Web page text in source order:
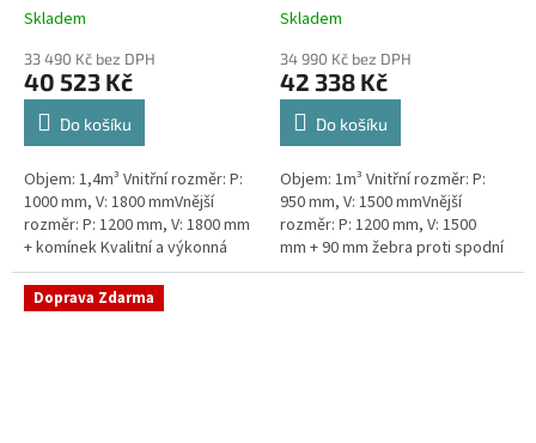
Skladem
33 490 Kč bez DPH
40 523 Kč
Do košíku
Objem: 1,4m³ Vnitřní rozměr: P:
1000 mm, V: 1800 mmVnější
rozměr: P: 1200 mm, V: 1800 mm
+ komínek Kvalitní a výkonná
přečerpávací stanice k
rodinným domům,
provozovnám,...
nádrž 1m3
Skladem
34 990 Kč bez DPH
42 338 Kč
Do košíku
Objem: 1m³ Vnitřní rozměr: P:
950 mm, V: 1500 mmVnější
rozměr: P: 1200 mm, V: 1500
mm + 90 mm žebra proti spodní
vodě + komínek Kvalitní a
Doprava Zdarma